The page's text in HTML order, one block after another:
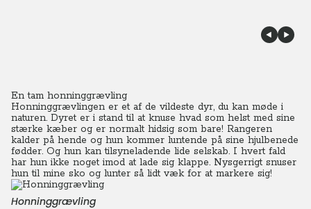
En tam honninggrævling
Honninggrævlingen er et af de vildeste dyr, du kan møde i
naturen. Dyret er i stand til at knuse hvad som helst med sine
stærke kæber og er normalt hidsig som bare! Rangeren
kalder på hende og hun kommer luntende på sine hjulbenede
fødder. Og hun kan tilsyneladende lide selskab. I hvert fald
har hun ikke noget imod at lade sig klappe. Nysgerrigt snuser
hun til mine sko og lunter så lidt væk for at markere sig!
Honninggrævling